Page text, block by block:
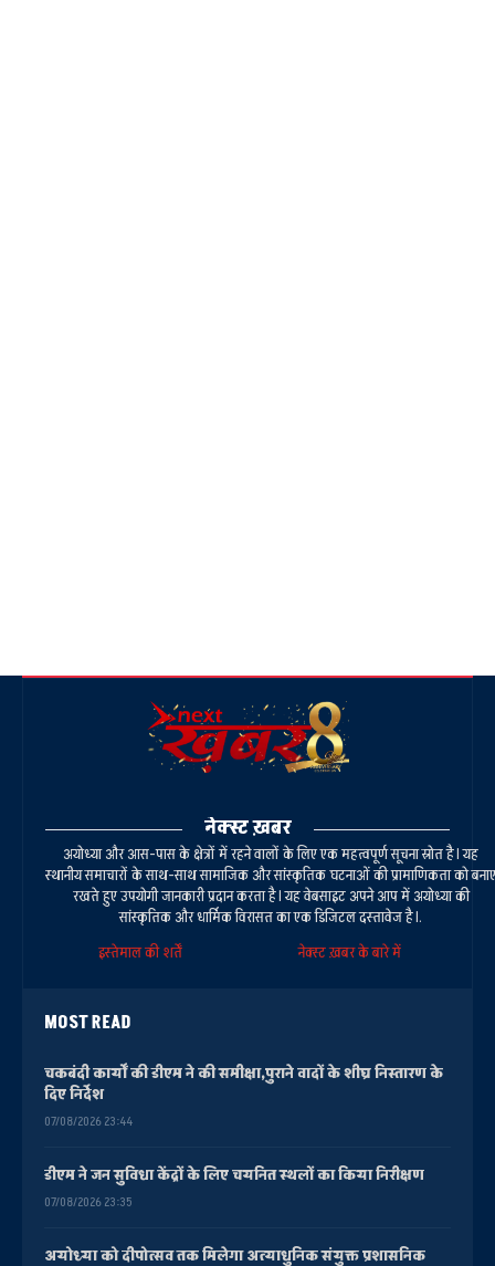
नेक्स्ट ख़बर
अयोध्या और आस-पास के क्षेत्रों में रहने वालों के लिए एक महत्वपूर्ण सूचना स्रोत है। यह
स्थानीय समाचारों के साथ-साथ सामाजिक और सांस्कृतिक घटनाओं की प्रामाणिकता को बनाए
रखते हुए उपयोगी जानकारी प्रदान करता है। यह वेबसाइट अपने आप में अयोध्या की
सांस्कृतिक और धार्मिक विरासत का एक डिजिटल दस्तावेज है।.
इस्तेमाल की शर्तें
नेक्स्ट ख़बर के बारे में
MOST READ
चकबंदी कार्यों की डीएम ने की समीक्षा,पुराने वादों के शीघ्र निस्तारण के
दिए निर्देश
07/08/2026 23:44
डीएम ने जन सुविधा केंद्रों के लिए चयनित स्थलों का किया निरीक्षण
07/08/2026 23:35
अयोध्या को दीपोत्सव तक मिलेगा अत्याधुनिक संयुक्त प्रशासनिक